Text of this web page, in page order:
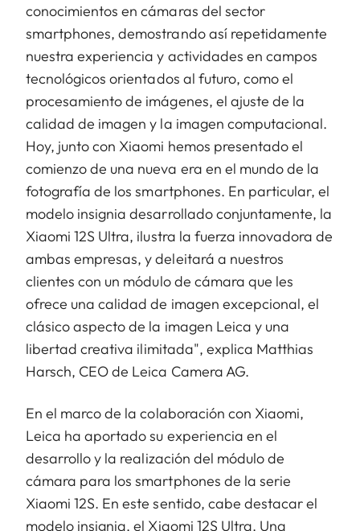
conocimientos en cámaras del sector
smartphones, demostrando así repetidamente
nuestra experiencia y actividades en campos
tecnológicos orientados al futuro, como el
procesamiento de imágenes, el ajuste de la
calidad de imagen y la imagen computacional.
Hoy, junto con Xiaomi hemos presentado el
comienzo de una nueva era en el mundo de la
fotografía de los smartphones. En particular, el
modelo insignia desarrollado conjuntamente, la
Xiaomi 12S Ultra, ilustra la fuerza innovadora de
ambas empresas, y deleitará a nuestros
clientes con un módulo de cámara que les
ofrece una calidad de imagen excepcional, el
clásico aspecto de la imagen Leica y una
libertad creativa ilimitada", explica Matthias
Harsch, CEO de Leica Camera AG.
En el marco de la colaboración con Xiaomi,
Leica ha aportado su experiencia en el
desarrollo y la realización del módulo de
cámara para los smartphones de la serie
Xiaomi 12S. En este sentido, cabe destacar el
modelo insignia, el Xiaomi 12S Ultra. Una